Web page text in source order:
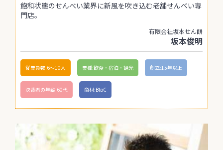
飽和状態のせんべい業界に新風を吹き込む老舗せんべい専
門店。
有限会社坂本せん餅
坂本俊明
従業員数:6～10人 業種:飲食・宿泊・観光 創立:15年以上
決裁者の年齢:60代 商材:BtoC